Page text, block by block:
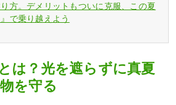
方。デメリットもついに克服、この夏
で乗り越えよう
は？光を遮らずに真夏
を守る